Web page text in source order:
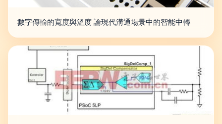
數字傳輸的寬度與溫度 論現代溝通場景中的智能中轉